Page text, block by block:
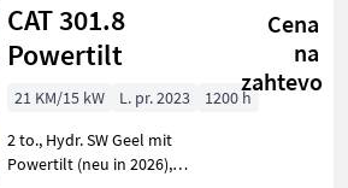
Država Filtri
Prikaži
CAT 301.8
Powertilt
Cena
na
zahtevo
21 KM/15 kW L. pr. 2023
1200 h
2 to., Hydr. SW Geel mit
Powertilt (neu in 2026),